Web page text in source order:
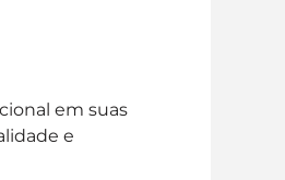
em suas
e